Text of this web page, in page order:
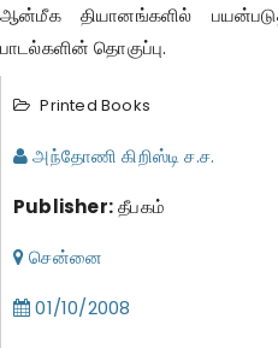
ஆன்மீக தியானங்களில்
பாடல்களின் தொகுப்பு.
Printed Books
அந்தோணி கிறிஸ்டி ச.ச.
Publisher:தீபகம்
சென்னை
01/10/2008